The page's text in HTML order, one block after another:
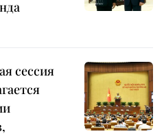
сессия